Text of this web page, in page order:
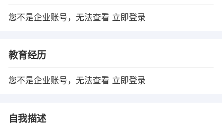
您不是企业账号，无法查看 立即登录
教育经历
您不是企业账号，无法查看 立即登录
自我描述